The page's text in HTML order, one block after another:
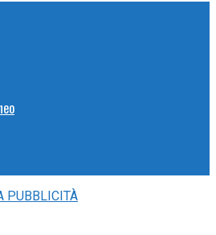
PUBBLICITÀ